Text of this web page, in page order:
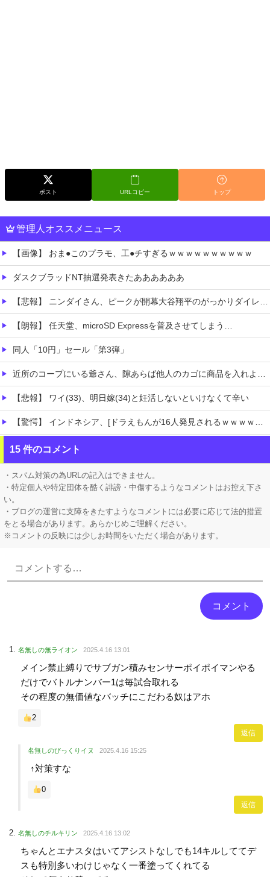
ポスト URLコピー トップ
管理人オススメニュース
【画像】 おま●このプラモ、工●チすぎるｗｗｗｗｗｗｗｗｗｗ
ダスクブラッドNT抽選発表きたああああああ
【悲報】 ニンダイさん、ピークが開幕大谷翔平のがっかりダイレクトだったと言われてしまう
【朗報】 任天堂、microSD Expressを普及させてしまう…
同人「10円」セール「第3弾」
近所のコープにいる爺さん、隙あらば他人のカゴに商品を入れようとする
【悲報】 ワイ(33)、明日嫁(34)と妊活しないといけなくて辛い
【驚愕】 インドネシア、[ドラえもんが16人発見されるｗｗｗｗｗｗｗｗｗ
【ホロライブ】 Youtubeの謎のイベント？
【にじさんじ】 委員長、ゲリラ豪雨でPC浸水→データ完全消失も「おもしろいかった????」
15 件のコメント
・スパム対策の為URLの記入はできません。
・特定個人や特定団体を酷く誹謗・中傷するようなコメントはお控え下さ
い。
・ブログの運営に支障をきたすようなコメントには必要に応じて法的措置
をとる場合があります。あらかじめご理解ください。
※コメントの反映には少しお時間をいただく場合があります。
名無しの無ライオン 2025.4.16 13:01
メイン禁止縛りでサブガン積みセンサーポイポイマンやる
だけでバトルナンバー1は毎試合取れる
その程度の無価値なバッチにこだわる奴はアホ
2
返信
名無しのびっくりイヌ 2025.4.16 15:25
↑対策すな
0
返信
名無しのチルキリン 2025.4.16 13:02
ちゃんとエナスタはいてアシストなしでも14キルしててデ
スも特別多いわけじゃなく一番塗ってくれてる